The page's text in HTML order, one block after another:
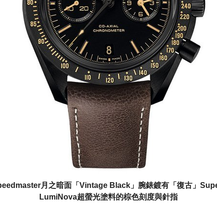
月之暗面「Vintage Black」腕錶鍍有「復古」
LumiNova超螢光塗料的棕色刻度與針指